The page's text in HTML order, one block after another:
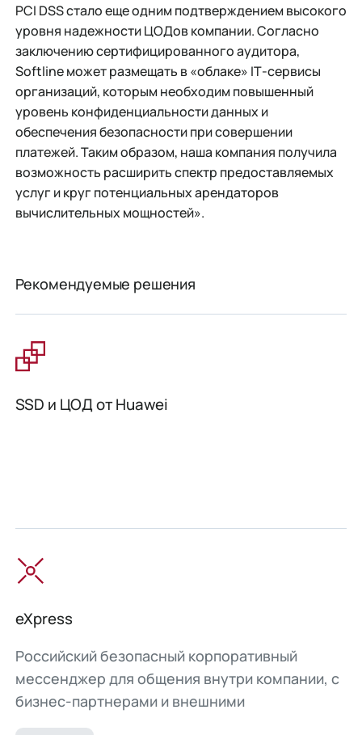
PCI DSS стало еще одним подтверждением высокого
уровня надежности ЦОДов компании. Согласно
заключению сертифицированного аудитора,
Softline может размещать в «облаке» IТ-сервисы
организаций, которым необходим повышенный
уровень конфиденциальности данных и
обеспечения безопасности при совершении
платежей. Таким образом, наша компания получила
возможность расширить спектр предоставляемых
услуг и круг потенциальных арендаторов
вычислительных мощностей».
Рекомендуемые решения
SSD и ЦОД от Huawei
eXpress
Российский безопасный корпоративный
мессенджер для общения внутри компании, с
бизнес-партнерами и внешними
пользователями.